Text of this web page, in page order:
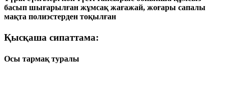
басып шығарылған жұмсақ жағажай, жоғары сапалы
мақта полиэстерден тоқылған
Қысқаша сипаттама:
Осы тармақ туралы